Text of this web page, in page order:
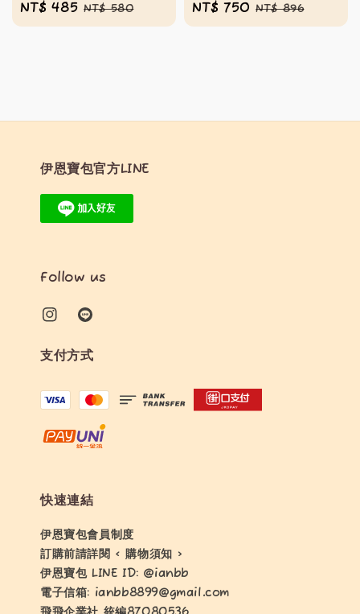
Sale
price
NT$ 485 Regular
price
NT$ 580
Sale
price
NT$ 750 Regular
price
NT$ 896
伊恩寶包官方LINE
Follow us
支付方式
快速連結
伊恩寶包會員制度
訂購前請詳閱 < 購物須知 >
伊恩寶包 LINE ID: @ianbb
電子信箱: ianbb8899@gmail.com